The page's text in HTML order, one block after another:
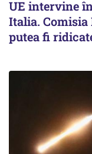
UE intervine
Italia. Comisia
putea fi